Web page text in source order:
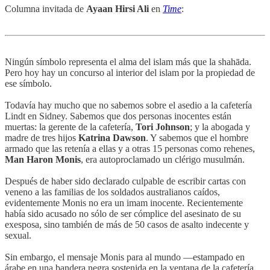
Columna invitada de Ayaan Hirsi Ali en Time:
Ningún símbolo representa el alma del islam más que la shahāda.
Pero hoy hay un concurso al interior del islam por la propiedad de
ese símbolo.
Todavía hay mucho que no sabemos sobre el asedio a la cafetería
Lindt en Sidney. Sabemos que dos personas inocentes están
muertas: la gerente de la cafetería, Tori Johnson; y la abogada y
madre de tres hijos Katrina Dawson. Y sabemos que el hombre
armado que las retenía a ellas y a otras 15 personas como rehenes,
Man Haron Monis, era autoproclamado un clérigo musulmán.
Después de haber sido declarado culpable de escribir cartas con
veneno a las familias de los soldados australianos caídos,
evidentemente Monis no era un imam inocente. Recientemente
había sido acusado no sólo de ser cómplice del asesinato de su
exesposa, sino también de más de 50 casos de asalto indecente y
sexual.
Sin embargo, el mensaje Monis para al mundo —estampado en
árabe en una bandera negra sostenida en la ventana de la cafetería